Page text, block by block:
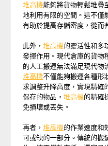
堆高機能夠將貨物輕鬆堆疊
地利用有限的空間。這不僅
有助於提高存儲密度，從而
此外，堆高機的靈活性和多
發揮作用。現代倉庫的貨物
的人工搬運無法滿足現代物
堆高機不僅能夠搬運各種形
求調整升降高度，實現精確
保存的物品，堆高機的精確
免損壞或丟失。
再者，堆高機的作業速度和
可或缺的一部分。傳統的搬